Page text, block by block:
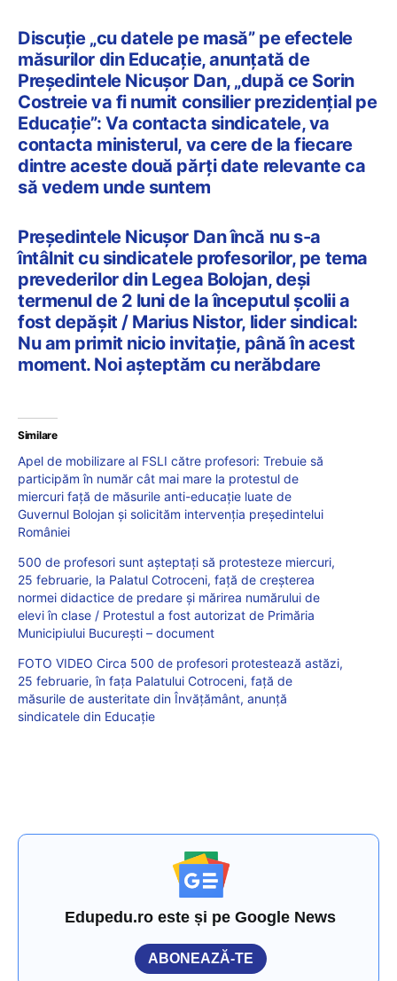
Discuție „cu datele pe masă” pe efectele
măsurilor din Educație, anunțată de
Președintele Nicușor Dan, „după ce Sorin
Costreie va fi numit consilier prezidențial pe
Educație”: Va contacta sindicatele, va
contacta ministerul, va cere de la fiecare
dintre aceste două părți date relevante ca
să vedem unde suntem
Președintele Nicușor Dan încă nu s-a
întâlnit cu sindicatele profesorilor, pe tema
prevederilor din Legea Bolojan, deși
termenul de 2 luni de la începutul școlii a
fost depășit / Marius Nistor, lider sindical:
Nu am primit nicio invitație, până în acest
moment. Noi așteptăm cu nerăbdare
Similare
Apel de mobilizare al FSLI către profesori: Trebuie să
participăm în număr cât mai mare la protestul de
miercuri față de măsurile anti-educație luate de
Guvernul Bolojan și solicităm intervenția președintelui
României
500 de profesori sunt așteptați să protesteze miercuri,
25 februarie, la Palatul Cotroceni, față de creșterea
normei didactice de predare și mărirea numărului de
elevi în clase / Protestul a fost autorizat de Primăria
Municipiului București – document
FOTO VIDEO Circa 500 de profesori protestează astăzi,
25 februarie, în fața Palatului Cotroceni, față de
măsurile de austeritate din Învățământ, anunță
sindicatele din Educație
Edupedu.ro este și pe Google News
ABONEAZĂ-TE